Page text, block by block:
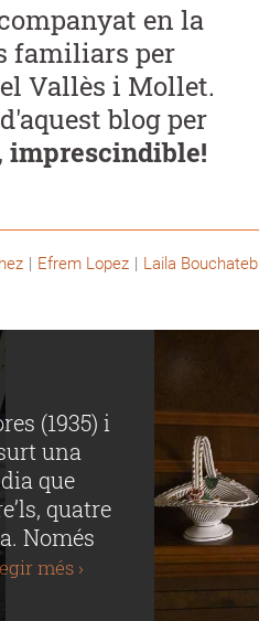
en la
familiars per
Vallès i Mollet.
blog per
imprescindible!
Efrem Lopez Laila Bouchateb
(1935) i
una
que
quatre
Només
més ›